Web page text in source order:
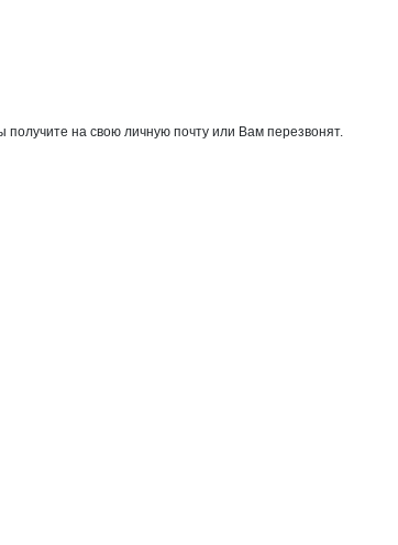
на свою личную почту или Вам перезвонят.